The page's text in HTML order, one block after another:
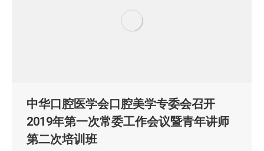
中华口腔医学会口腔美学专委会召开
2019年第一次常委工作会议暨青年讲师
第二次培训班